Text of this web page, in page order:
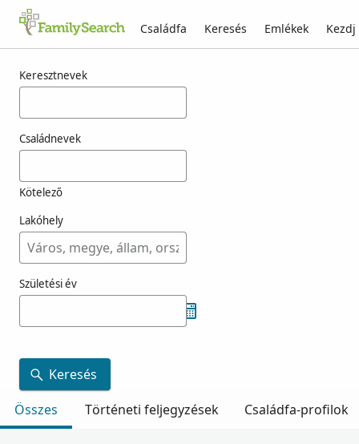
Családfa Keresés Emlékek
Keresztnevek
Családnevek
Kötelező
Lakóhely
Születési év
Keresés
Összes
Történeti feljegyzések Családfa-profilok